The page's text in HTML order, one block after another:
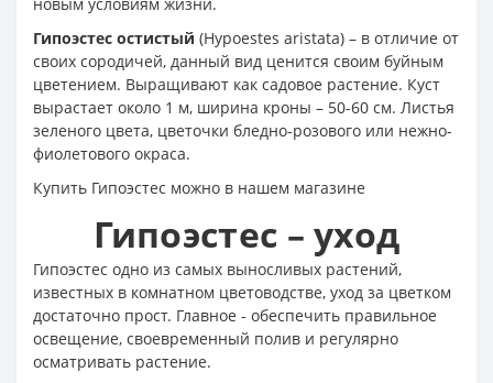
Гипоэстес остистый (Hypoestes aristata) – в отличие от
своих сородичей, данный вид ценится своим буйным
цветением. Выращивают как садовое растение. Куст
вырастает около 1 м, ширина кроны – 50-60 см. Листья
зеленого цвета, цветочки бледно-розового или нежно-
фиолетового окраса.
Купить Гипоэстес можно в нашем магазине
Гипоэстес – уход
Гипоэстес одно из самых выносливых растений,
известных в комнатном цветоводстве, уход за цветком
достаточно прост. Главное - обеспечить правильное
освещение, своевременный полив и регулярно
осматривать растение.